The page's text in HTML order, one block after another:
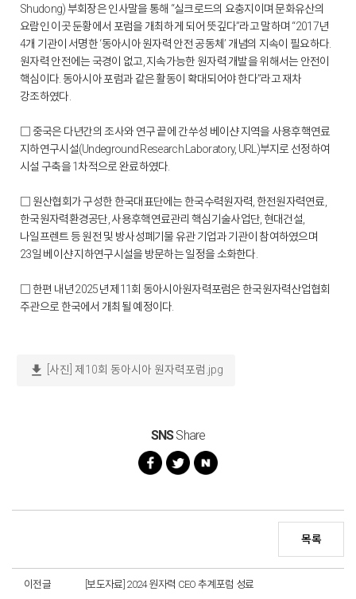
Shudong) 부회장은 인사말을 통해 “실크로드의 요충지이며 문화유산의
요람인 이곳 둔황에서 포럼을 개최하게 되어 뜻깊다”라고 말하며 “2017년
4개 기관이 서명한 ‘동아시아 원자력 안전 공동체’ 개념의 지속이 필요하다.
원자력 안전에는 국경이 없고, 지속가능한 원자력 개발을 위해서는 안전이
핵심이다. 동아시아 포럼과 같은 활동이 확대되어야 한다”라고 재차
강조하였다.
□ 중국은 다년간의 조사와 연구 끝에 간쑤성 베이샨 지역을 사용후핵연료
지하연구시설(Undeground Research Laboratory, URL)부지로 선정하여
시설 구축을 1차적으로 완료하였다.
□ 원산협회가 구성한 한국대표단에는 한국수력원자력, 한전원자력연료,
한국원자력환경공단, 사용후핵연료관리 핵심기술사업단, 현대건설,
나일프렌트 등 원전 및 방사성폐기물 유관 기업과 기관이 참여하였으며
23일 베이샨 지하연구시설을 방문하는 일정을 소화한다.
□ 한편 내년 2025년 제11회 동아시아원자력포럼은 한국원자력산업협회
주관으로 한국에서 개최될 예정이다.
download [사진] 제10회 동아시아 원자력포럼.jpg
SNSShare
목록
이전글 [보도자료] 2024 원자력 CEO 추계포럼 성료